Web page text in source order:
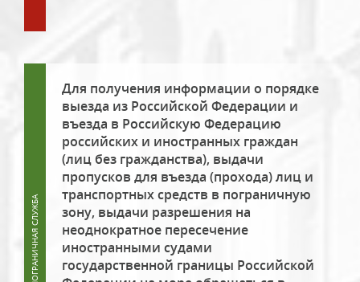
Для получения информации о порядке
выезда из Российской Федерации и
въезда в Российскую Федерацию
российских и иностранных граждан
(лиц без гражданства), выдачи
пропусков для въезда (прохода) лиц и
транспортных средств в пограничную
зону, выдачи разрешения на
неоднократное пересечение
иностранными судами
государственной границы Российской